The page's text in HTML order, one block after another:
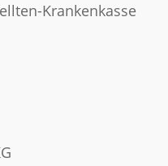
Krankenkasse